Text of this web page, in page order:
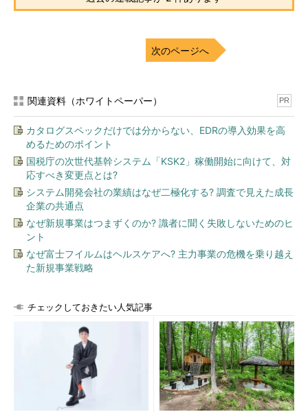
次のページへ
関連資料（ホワイトペーパー） PR
カタログスペックだけでは分からない、EDRの導入効果を高
めるためのポイント
国税庁の次世代基幹システム「KSK2」稼働開始に向けて、対
応すべき変更点とは?
システム開発会社の業績はなぜ二極化する? 調査で見えた成長
企業の共通点
なぜ新規事業はつまずくのか? 識者に聞く失敗しないためのヒ
ント
なぜ富士フイルムはヘルスケアへ? 主力事業の危機を乗り越え
た新規事業戦略
チェックしておきたい人気記事